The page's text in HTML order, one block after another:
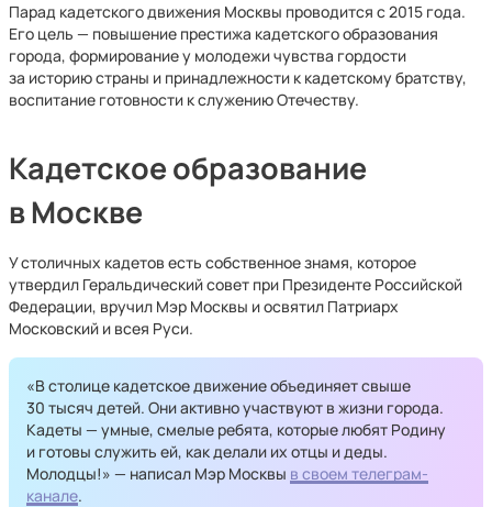
Парад кадетского движения Москвы проводится с 2015 года.
Его цель — повышение престижа кадетского образования
города, формирование у молодежи чувства гордости
за историю страны и принадлежности к кадетскому братству,
воспитание готовности к служению Отечеству.
Кадетское образование
в Москве
У столичных кадетов есть собственное знамя, которое
утвердил Геральдический совет при Президенте Российской
Федерации, вручил Мэр Москвы и освятил Патриарх
Московский и всея Руси.
«В столице кадетское движение объединяет свыше
30 тысяч детей. Они активно участвуют в жизни города.
Кадеты — умные, смелые ребята, которые любят Родину
и готовы служить ей, как делали их отцы и деды.
Молодцы!» — написал Мэр Москвы в своем телеграм-
канале.